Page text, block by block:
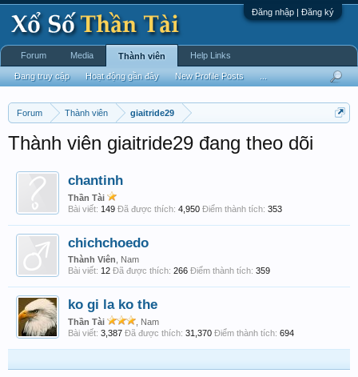
Đăng nhập | Đăng ký
Forum Thành viên giaitride29
Thành viên giaitride29 đang theo dõi
chantinh
Thần Tài
Bài viết: 149 Đã được thích: 4,950 Điểm thành tích: 353
chichchoedo
Thành Viên , Nam
Bài viết: 12 Đã được thích: 266 Điểm thành tích: 359
ko gi la ko the
Thần Tài
, Nam
Bài viết: 3,387 Đã được thích: 31,370 Điểm thành tích: 694
Forum Media Thành viên
Đang truy cập Hoạt động gần đây New Profile Posts
Help Links